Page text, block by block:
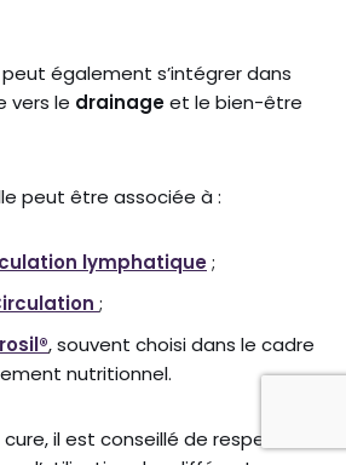
également s’intégrer dans
vers le drainageet le bien-être
peut être associée à :
lymphatique;
;
, souvent choisi dans le cadre
nutritionnel.
il est conseillé de respecter